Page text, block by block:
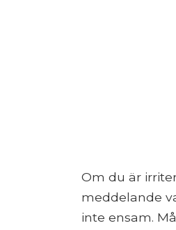
Om du är
meddelande
inte ensam.